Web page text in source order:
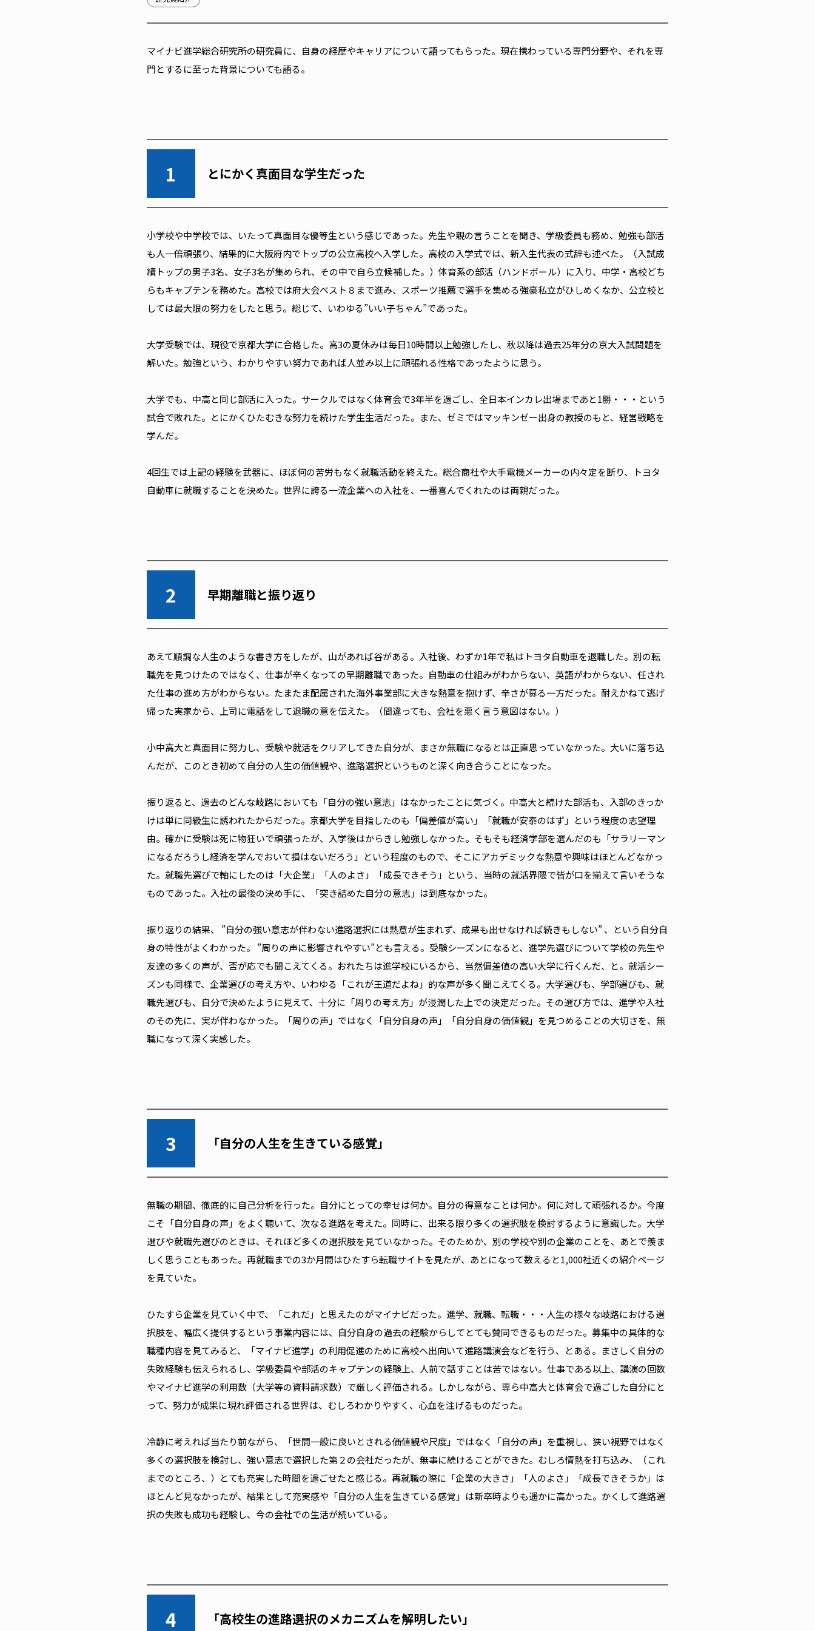
マイナビ進学総合研究所の研究員に、自身の経歴やキャリアについて語ってもらった。現在携わっている専門分野や、それを専
門とするに至った背景についても語る。
1 とにかく真面目な学生だった
小学校や中学校では、いたって真面目な優等生という感じであった。先生や親の言うことを聞き、学級委員も務め、勉強も部活
も人一倍頑張り、結果的に大阪府内でトップの公立高校へ入学した。高校の入学式では、新入生代表の式辞も述べた。（入試成
績トップの男子3名、女子3名が集められ、その中で自ら立候補した。）体育系の部活（ハンドボール）に入り、中学・高校どち
らもキャプテンを務めた。高校では府大会ベスト８まで進み、スポーツ推薦で選手を集める強豪私立がひしめくなか、公立校と
しては最大限の努力をしたと思う。総じて、いわゆる”いい子ちゃん”であった。
大学受験では、現役で京都大学に合格した。高3の夏休みは毎日10時間以上勉強したし、秋以降は過去25年分の京大入試問題を
解いた。勉強という、わかりやすい努力であれば人並み以上に頑張れる性格であったように思う。
大学でも、中高と同じ部活に入った。サークルではなく体育会で3年半を過ごし、全日本インカレ出場まであと1勝・・・という
試合で敗れた。とにかくひたむきな努力を続けた学生生活だった。また、ゼミではマッキンゼー出身の教授のもと、経営戦略を
学んだ。
4回生では上記の経験を武器に、ほぼ何の苦労もなく就職活動を終えた。総合商社や大手電機メーカーの内々定を断り、トヨタ
自動車に就職することを決めた。世界に誇る一流企業への入社を、一番喜んでくれたのは両親だった。
2 早期離職と振り返り
あえて順調な人生のような書き方をしたが、山があれば谷がある。入社後、わずか1年で私はトヨタ自動車を退職した。別の転
職先を見つけたのではなく、仕事が辛くなっての早期離職であった。自動車の仕組みがわからない、英語がわからない、任され
た仕事の進め方がわからない。たまたま配属された海外事業部に大きな熱意を抱けず、辛さが募る一方だった。耐えかねて逃げ
帰った実家から、上司に電話をして退職の意を伝えた。（間違っても、会社を悪く言う意図はない。）
小中高大と真面目に努力し、受験や就活をクリアしてきた自分が、まさか無職になるとは正直思っていなかった。大いに落ち込
んだが、このとき初めて自分の人生の価値観や、進路選択というものと深く向き合うことになった。
振り返ると、過去のどんな岐路においても「自分の強い意志」はなかったことに気づく。中高大と続けた部活も、入部のきっか
けは単に同級生に誘われたからだった。京都大学を目指したのも「偏差値が高い」「就職が安泰のはず」という程度の志望理
由。確かに受験は死に物狂いで頑張ったが、入学後はからきし勉強しなかった。そもそも経済学部を選んだのも「サラリーマン
になるだろうし経済を学んでおいて損はないだろう」という程度のもので、そこにアカデミックな熱意や興味はほとんどなかっ
た。就職先選びで軸にしたのは「大企業」「人のよさ」「成長できそう」という、当時の就活界隈で皆が口を揃えて言いそうな
ものであった。入社の最後の決め手に、「突き詰めた自分の意志」は到底なかった。
振り返りの結果、 ”自分の強い意志が伴わない進路選択には熱意が生まれず、成果も出せなければ続きもしない” 、という自分自
身の特性がよくわかった。 ”周りの声に影響されやすい”とも言える。受験シーズンになると、進学先選びについて学校の先生や
友達の多くの声が、否が応でも聞こえてくる。おれたちは進学校にいるから、当然偏差値の高い大学に行くんだ、と。就活シー
ズンも同様で、企業選びの考え方や、いわゆる「これが王道だよね」的な声が多く聞こえてくる。大学選びも、学部選びも、就
職先選びも、自分で決めたように見えて、十分に「周りの考え方」が浸潤した上での決定だった。その選び方では、進学や入社
のその先に、実が伴わなかった。「周りの声」ではなく「自分自身の声」「自分自身の価値観」を見つめることの大切さを、無
職になって深く実感した。
3 「自分の人生を生きている感覚」
無職の期間、徹底的に自己分析を行った。自分にとっての幸せは何か。自分の得意なことは何か。何に対して頑張れるか。今度
こそ「自分自身の声」をよく聴いて、次なる進路を考えた。同時に、出来る限り多くの選択肢を検討するように意識した。大学
選びや就職先選びのときは、それほど多くの選択肢を見ていなかった。そのためか、別の学校や別の企業のことを、あとで羨ま
しく思うこともあった。再就職までの3か月間はひたすら転職サイトを見たが、あとになって数えると1,000社近くの紹介ページ
を見ていた。
ひたすら企業を見ていく中で、「これだ」と思えたのがマイナビだった。進学、就職、転職・・・人生の様々な岐路における選
択肢を、幅広く提供するという事業内容には、自分自身の過去の経験からしてとても賛同できるものだった。募集中の具体的な
職種内容を見てみると、「マイナビ進学」の利用促進のために高校へ出向いて進路講演会などを行う、とある。まさしく自分の
失敗経験も伝えられるし、学級委員や部活のキャプテンの経験上、人前で話すことは苦ではない。仕事である以上、講演の回数
やマイナビ進学の利用数（大学等の資料請求数）で厳しく評価される。しかしながら、専ら中高大と体育会で過ごした自分にと
って、努力が成果に現れ評価される世界は、むしろわかりやすく、心血を注げるものだった。
冷静に考えれば当たり前ながら、「世間一般に良いとされる価値観や尺度」ではなく「自分の声」を重視し、狭い視野ではなく
多くの選択肢を検討し、強い意志で選択した第２の会社だったが、無事に続けることができた。むしろ情熱を打ち込み、（これ
までのところ、）とても充実した時間を過ごせたと感じる。再就職の際に「企業の大きさ」「人のよさ」「成長できそうか」は
ほとんど見なかったが、結果として充実感や「自分の人生を生きている感覚」は新卒時よりも遥かに高かった。かくして進路選
択の失敗も成功も経験し、今の会社での生活が続いている。
4 「高校生の進路選択のメカニズムを解明したい」